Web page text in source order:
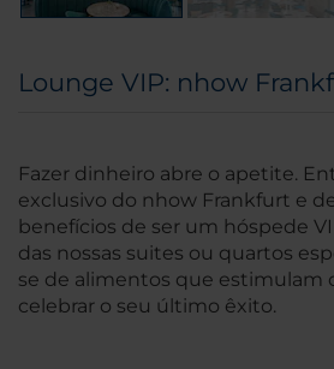
Lounge VIP: nhow
Fazer dinheiro abre o apetite.
exclusivo do nhow Frankfurt e
benefícios de ser um hóspede
das nossas suites ou quartos
se de alimentos que estimulam
celebrar o seu último êxito.